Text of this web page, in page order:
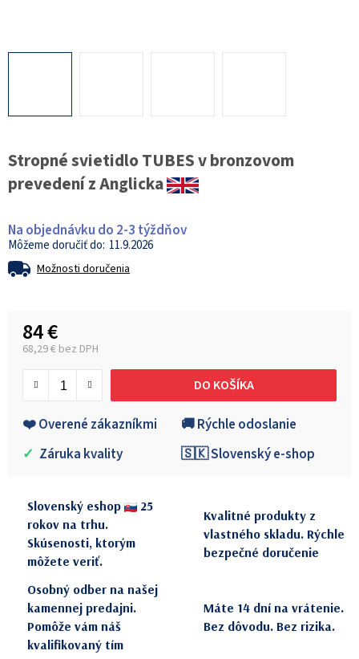
Stropné svietidlo TUBES v bronzovom
prevedení z Anglicka
Na objednávku do 2-3 týždňov
11.9.2026
Možnosti doručenia
84 €
68,29 € bez DPH
DO KOŠÍKA
❤️ Overené zákazníkmi
🚚 Rýchle odoslanie
✓ Záruka kvality 🇸🇰 Slovenský e-shop
Slovenský eshop
25
rokov na trhu.
Skúsenosti, ktorým
môžete veriť.
Kvalitné produkty z
vlastného skladu. Rýchle
bezpečné doručenie
Osobný odber na našej
kamennej predajni.
Pomôže vám náš
kvalifikovaný tím
Máte 14 dní na vrátenie.
Bez dôvodu. Bez rizika.